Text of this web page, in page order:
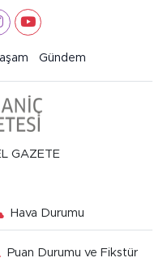
Gündem
GAZETE
Hava Durumu
Puan Durumu ve Fikstür